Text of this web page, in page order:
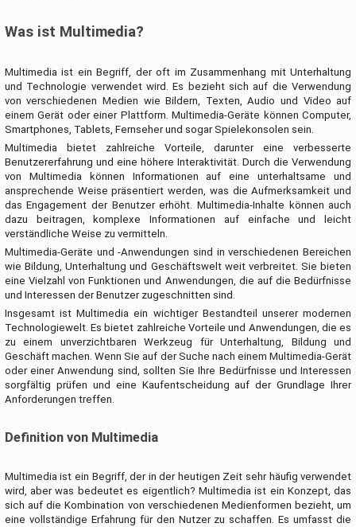
Was ist Multimedia?
Multimedia ist ein Begriff, der oft im Zusammenhang mit Unterhaltung
und Technologie verwendet wird. Es bezieht sich auf die Verwendung
von verschiedenen Medien wie Bildern, Texten, Audio und Video auf
einem Gerät oder einer Plattform. Multimedia-Geräte können Computer,
Smartphones, Tablets, Fernseher und sogar Spielekonsolen sein.
Multimedia bietet zahlreiche Vorteile, darunter eine verbesserte
Benutzererfahrung und eine höhere Interaktivität. Durch die Verwendung
von Multimedia können Informationen auf eine unterhaltsame und
ansprechende Weise präsentiert werden, was die Aufmerksamkeit und
das Engagement der Benutzer erhöht. Multimedia-Inhalte können auch
dazu beitragen, komplexe Informationen auf einfache und leicht
verständliche Weise zu vermitteln.
Multimedia-Geräte und -Anwendungen sind in verschiedenen Bereichen
wie Bildung, Unterhaltung und Geschäftswelt weit verbreitet. Sie bieten
eine Vielzahl von Funktionen und Anwendungen, die auf die Bedürfnisse
und Interessen der Benutzer zugeschnitten sind.
Insgesamt ist Multimedia ein wichtiger Bestandteil unserer modernen
Technologiewelt. Es bietet zahlreiche Vorteile und Anwendungen, die es
zu einem unverzichtbaren Werkzeug für Unterhaltung, Bildung und
Geschäft machen. Wenn Sie auf der Suche nach einem Multimedia-Gerät
oder einer Anwendung sind, sollten Sie Ihre Bedürfnisse und Interessen
sorgfältig prüfen und eine Kaufentscheidung auf der Grundlage Ihrer
Anforderungen treffen.
Definition von Multimedia
Multimedia ist ein Begriff, der in der heutigen Zeit sehr häufig verwendet
wird, aber was bedeutet es eigentlich? Multimedia ist ein Konzept, das
sich auf die Kombination von verschiedenen Medienformen bezieht, um
eine vollständige Erfahrung für den Nutzer zu schaffen. Es umfasst die